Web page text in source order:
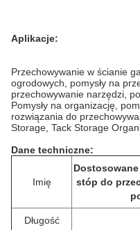
Aplikacje:
Przechowywanie w ścianie
ogrodowych, pomysły na
przechowywanie narzędzi,
Pomysły na organizację,
rozwiązania do
Storage, Tack Storage
Dane techniczne:
Imię
stóp do
Długość